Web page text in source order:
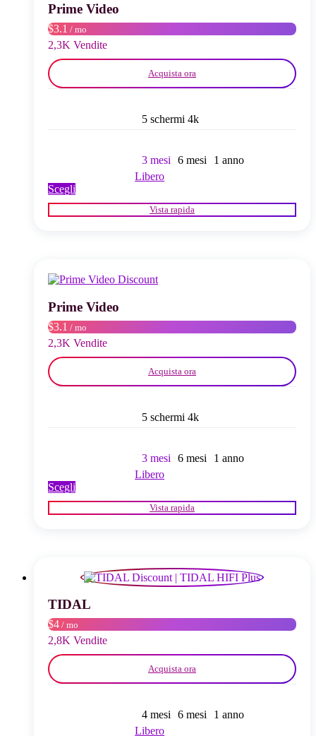
Prime Video
$3.1 / mo
2,3K Vendite
Acquista ora
5 schermi 4k
3 mesi 6 mesi
1 anno
Libero
Scegli
prodotto
ha
possono
scelte
nella
pagina
del
Vista rapida
Prime Video
$3.1 / mo
2,3K Vendite
Acquista ora
5 schermi 4k
3 mesi 6 mesi
1 anno
Libero
Scegli
prodotto
ha
possono
scelte
pagina
del
prodotto
Vista rapida
TIDAL
$4 / mo
2,8K Vendite
Acquista ora
4 mesi 6 mesi
1 anno
Libero